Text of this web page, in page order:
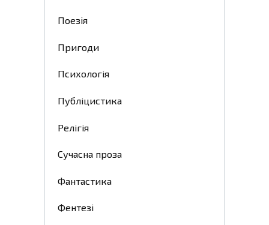
Поезія
Пригоди
Психологія
Публіцистика
Релігія
Сучасна проза
Фантастика
Фентезі